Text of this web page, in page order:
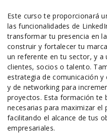
Este curso te proporcionará
las funcionalidades de
transformar tu presencia en
construir y fortalecer tu
un referente en tu sector, y a
clientes, socios o talento.
estrategia de comunicación
y de networking para
proyectos. Esta formación te
necesarias para maximizar el
facilitando el alcance de tus
empresariales.